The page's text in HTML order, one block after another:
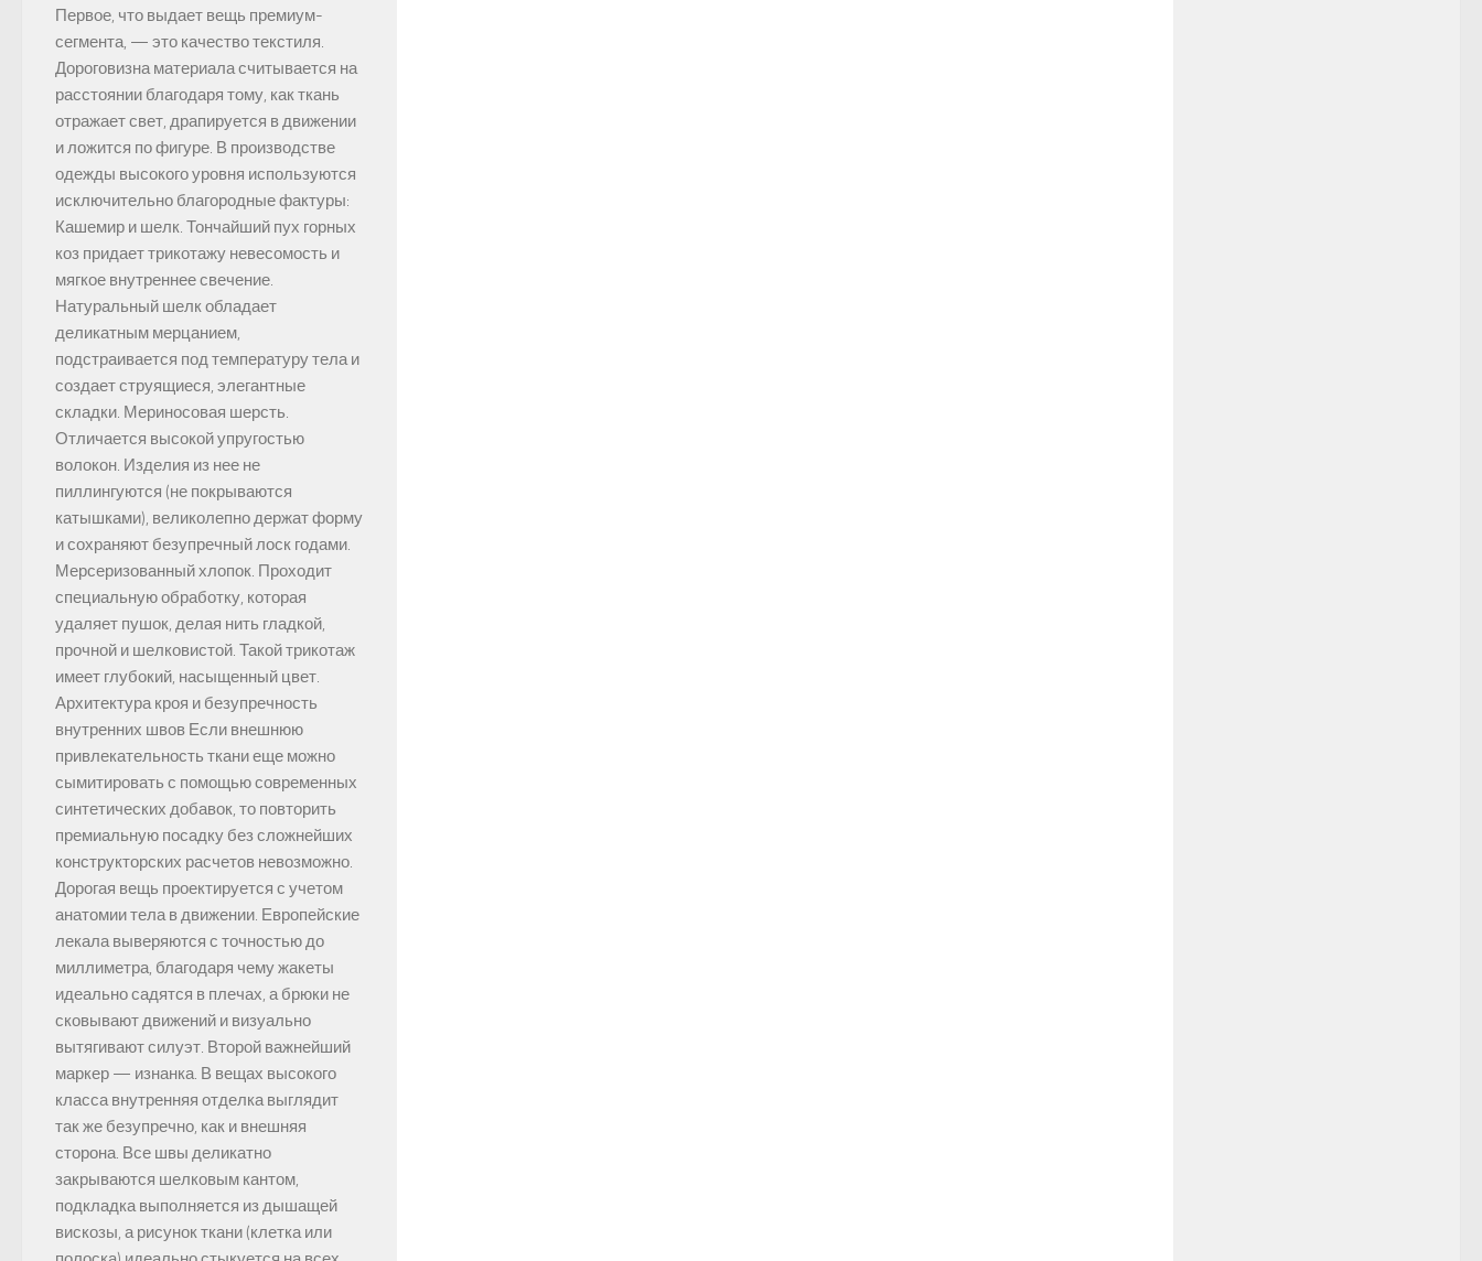
Первое, что выдает вещь премиум-
сегмента, — это качество текстиля.
Дороговизна материала считывается на
расстоянии благодаря тому, как ткань
отражает свет, драпируется в движении
и ложится по фигуре. В производстве
одежды высокого уровня используются
исключительно благородные фактуры:
Кашемир и шелк. Тончайший пух горных
коз придает трикотажу невесомость и
мягкое внутреннее свечение.
Натуральный шелк обладает
деликатным мерцанием,
подстраивается под температуру тела и
создает струящиеся, элегантные
складки. Мериносовая шерсть.
Отличается высокой упругостью
волокон. Изделия из нее не
пиллингуются (не покрываются
катышками), великолепно держат форму
и сохраняют безупречный лоск годами.
Мерсеризованный хлопок. Проходит
специальную обработку, которая
удаляет пушок, делая нить гладкой,
прочной и шелковистой. Такой трикотаж
имеет глубокий, насыщенный цвет.
Архитектура кроя и безупречность
внутренних швов Если внешнюю
привлекательность ткани еще можно
сымитировать с помощью современных
синтетических добавок, то повторить
премиальную посадку без сложнейших
конструкторских расчетов невозможно.
Дорогая вещь проектируется с учетом
анатомии тела в движении. Европейские
лекала выверяются с точностью до
миллиметра, благодаря чему жакеты
идеально садятся в плечах, а брюки не
сковывают движений и визуально
вытягивают силуэт. Второй важнейший
маркер — изнанка. В вещах высокого
класса внутренняя отделка выглядит
так же безупречно, как и внешняя
сторона. Все швы деликатно
закрываются шелковым кантом,
подкладка выполняется из дышащей
вискозы, а рисунок ткани (клетка или